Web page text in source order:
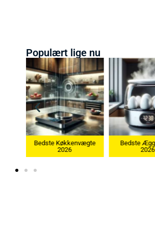
Populært lige nu
Bedste Køkkenvægte
Bedste Æggekoger